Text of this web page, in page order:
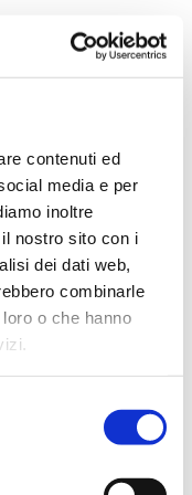
contenuti ed
media e per
inoltre
nostro sito con i
dei dati web,
combinarle
o che hanno
di